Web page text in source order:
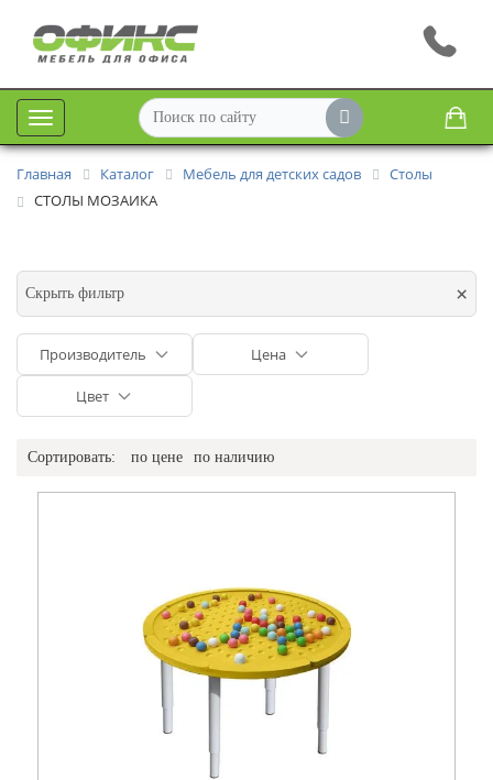
Меню
Главная Каталог Мебель для детских садов
Столы
СТОЛЫ МОЗАИКА
Скрыть фильтр ×
Производитель Цена
Цвет
Сортировать: по цене по наличию